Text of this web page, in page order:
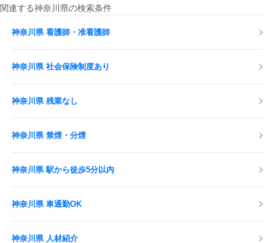
関連する神奈川県の検索条件
神奈川県 看護師・准看護師
神奈川県 社会保険制度あり
神奈川県 残業なし
神奈川県 禁煙・分煙
神奈川県 駅から徒歩5分以内
神奈川県 車通勤OK
神奈川県 人材紹介